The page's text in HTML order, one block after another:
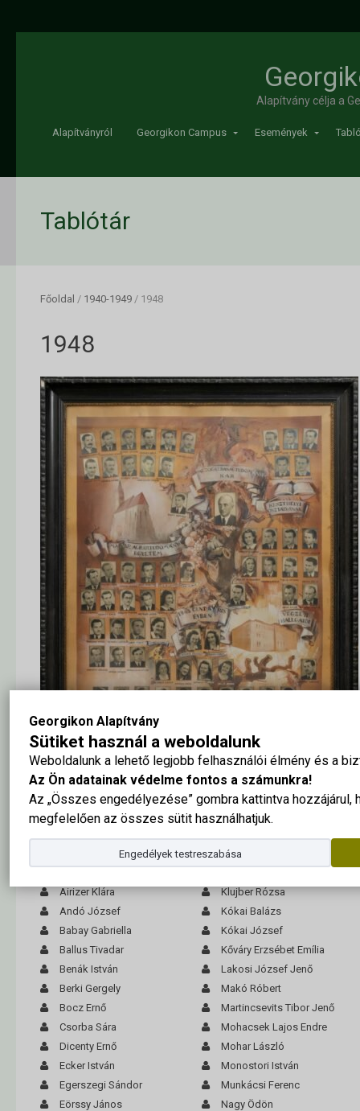
Georgikon Alapítvány
Sütiket használ a weboldalunk
Weboldalunk a lehető legjobb felhasználói élmény és a
Az Ön adatainak védelme fontos a számunkra!
Az „Összes engedélyezése” gombra kattintva hozzájárul,
megfelelően az összes sütit használhatjuk.
Engedélyek testreszabása
Alapítvány célja a
Alapítványról Georgikon Campus Események
Tablótár
Főoldal / 1940-1949 / 1948
1948
Airizer Klára
Andó József
Babay Gabriella
Ballus Tivadar
Benák István
Berki Gergely
Bocz Ernő
Csorba Sára
Dicenty Ernő
Ecker István
Egerszegi Sándor
Eörssy János
Klujber Rózsa
Kókai Balázs
Kókai József
Kőváry Erzsébet Emília
Lakosi József Jenő
Makó Róbert
Martincsevits Tibor Jenő
Mohacsek Lajos Endre
Mohar László
Monostori István
Munkácsi Ferenc
Nagy Ödön